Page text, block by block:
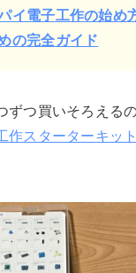
イ電子工作の始め
の完全ガイド
ずつ買いそろえる
作スターターキット